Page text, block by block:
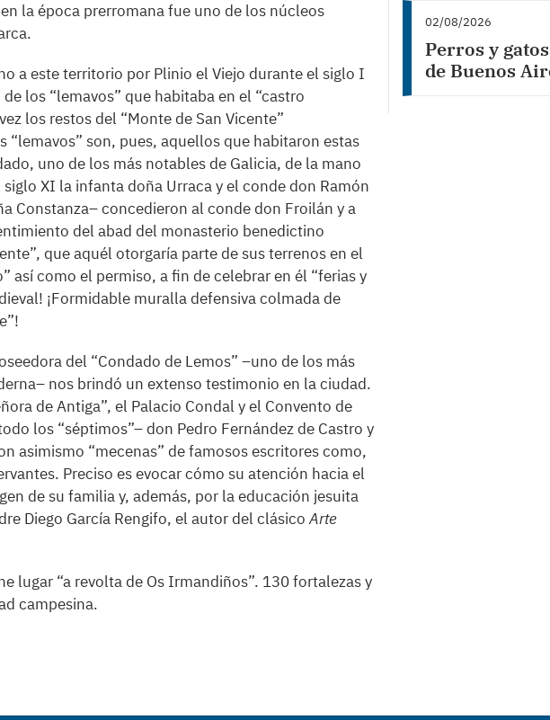
la época prerromana fue uno de los núcleos
a este territorio por Plinio el Viejo durante el siglo I
los “lemavos” que habitaba en el “castro
los restos del “Monte de San Vicente”
“lemavos” son, pues, aquellos que habitaron estas
uno de los más notables de Galicia, de la mano
XI la infanta doña Urraca y el conde don Ramón
Constanza– concedieron al conde don Froilán y a
del abad del monasterio benedictino
que aquél otorgaría parte de sus terrenos en el
así como el permiso, a fin de celebrar en él “ferias y
¡Formidable muralla defensiva colmada de
del “Condado de Lemos” –uno de los más
nos brindó un extenso testimonio en la ciudad.
de Antiga”, el Palacio Condal y el Convento de
los “séptimos”– don Pedro Fernández de Castro y
asimismo “mecenas” de famosos escritores como,
Preciso es evocar cómo su atención hacia el
de su familia y, además, por la educación jesuita
Diego García Rengifo, el autor del clásicoArte
lugar “a revolta de Os Irmandiños”. 130 fortalezas y
campesina.
02/08/2026
Perros y
de Buenos